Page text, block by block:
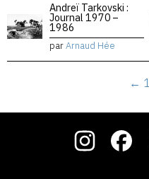
Andreï Tarkovski :
Journal 1970 –
1986
parArnaud Hée
← 1